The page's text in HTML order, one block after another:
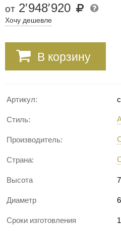
от 2′948′920
Хочу дешевле
В корзину
Артикул:
Стиль:
Производитель:
Страна:
Высота
Диаметр
Сроки изготовления